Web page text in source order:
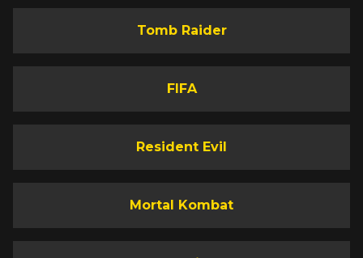
Tomb Raider
FIFA
Resident Evil
Mortal Kombat